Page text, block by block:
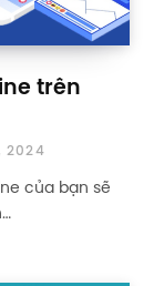
trên
2024
của bạn sẽ